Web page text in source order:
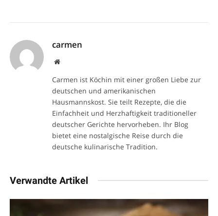
carmen
Website
Carmen ist Köchin mit einer großen Liebe zur
deutschen und amerikanischen
Hausmannskost. Sie teilt Rezepte, die die
Einfachheit und Herzhaftigkeit traditioneller
deutscher Gerichte hervorheben. Ihr Blog
bietet eine nostalgische Reise durch die
deutsche kulinarische Tradition.
Verwandte Artikel